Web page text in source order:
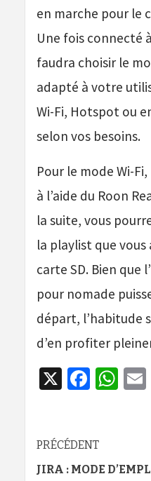
en marche pour le
Une fois connecté
faudra choisir le
adapté à votre
Wi-Fi, Hotspot ou
selon vos besoins.
Pour le mode Wi-
à l’aide du Roon
la suite, vous
la playlist que
carte SD. Bien que
pour nomade
départ, l’habitude
d’en profiter
X
Navigation
d’article
PRÉCÉDENT
JIRA : MODE